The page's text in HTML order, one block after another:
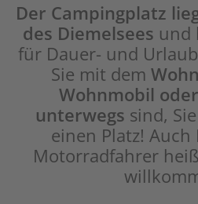
Der Campingplatz
des Diemelsees und
für Dauer- und
Sie mit dem
Wohnmobil
unterwegs sind,
einen Platz!
Motorradfahrer